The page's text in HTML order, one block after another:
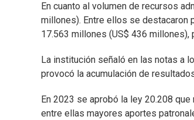
En cuanto al volumen de recursos
millones). Entre ellos se destacaron
17.563 millones (US$ 436
La institución señaló en las notas a
provocó la acumulación de
En 2023 se aprobó la ley 20.208
entre ellas mayores aportes